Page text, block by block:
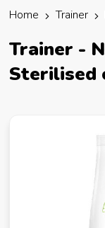
Home Trainer
Trainer -
Sterilised